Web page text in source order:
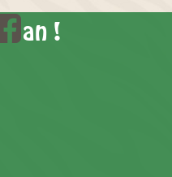
an !